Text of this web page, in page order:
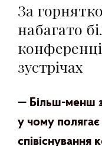
За
набагато
зустрічах
— Більш-менш
у чому
співіснування